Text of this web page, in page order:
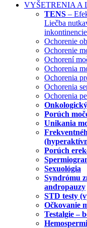
VYŠETRENIA A
TENS –
Liečba
Ochorenie
Ochorenie
Ochorení
Ochorenia
Ochorenia
Ochorenia
Ochorenia
Porúch
Unikania
Porúch
Sexuológia
Syndrómu
andropauzy
STD testy
Očkovanie
Testalgie –